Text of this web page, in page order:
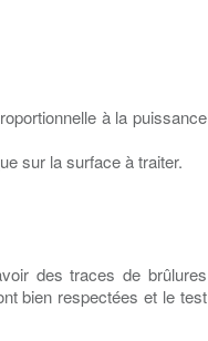
à la puissance
sur la surface à traiter.
des traces de brûlures
bien respectées et le test